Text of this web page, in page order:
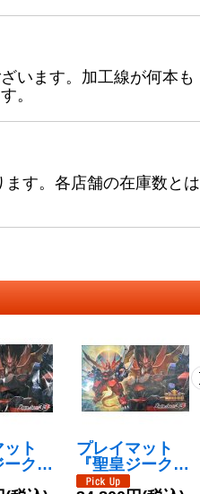
います。加工線が何本も
。
す。各店舗の在庫数とは
ト
ークフ
』
プレイマット
『聖皇ジークフ
リーデンXV(CH